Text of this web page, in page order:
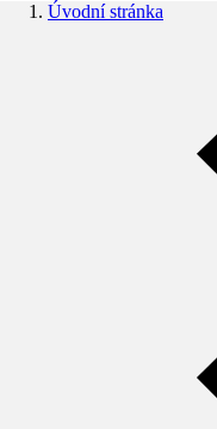
Úvodní stránka